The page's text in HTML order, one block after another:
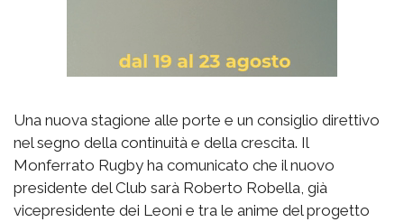
Una nuova stagione alle porte e un consiglio direttivo
nel segno della continuità e della crescita. Il
Monferrato Rugby ha comunicato che il nuovo
presidente del Club sarà Roberto Robella, già
vicepresidente dei Leoni e tra le anime del progetto